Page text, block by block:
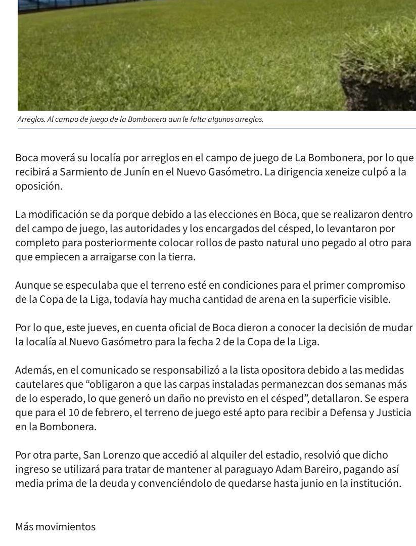
Arreglos. Al campo de juego de la Bombonera aun le falta algunos arreglos.
Boca moverá su localía por arreglos en el campo de juego de La Bombonera, por lo que
recibirá a Sarmiento de Junín en el Nuevo Gasómetro. La dirigencia xeneize culpó a la
oposición.
La modificación se da porque debido a las elecciones en Boca, que se realizaron dentro
del campo de juego, las autoridades y los encargados del césped, lo levantaron por
completo para posteriormente colocar rollos de pasto natural uno pegado al otro para
que empiecen a arraigarse con la tierra.
Aunque se especulaba que el terreno esté en condiciones para el primer compromiso
de la Copa de la Liga, todavía hay mucha cantidad de arena en la superficie visible.
Por lo que, este jueves, en cuenta oficial de Boca dieron a conocer la decisión de mudar
la localía al Nuevo Gasómetro para la fecha 2 de la Copa de la Liga.
Además, en el comunicado se responsabilizó a la lista opositora debido a las medidas
cautelares que “obligaron a que las carpas instaladas permanezcan dos semanas más
de lo esperado, lo que generó un daño no previsto en el césped”, detallaron. Se espera
que para el 10 de febrero, el terreno de juego esté apto para recibir a Defensa y Justicia
en la Bombonera.
Por otra parte, San Lorenzo que accedió al alquiler del estadio, resolvió que dicho
ingreso se utilizará para tratar de mantener al paraguayo Adam Bareiro, pagando así
media prima de la deuda y convenciéndolo de quedarse hasta junio en la institución.
Más movimientos